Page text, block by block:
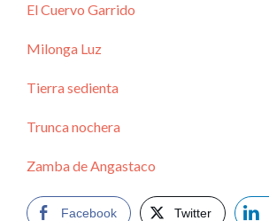
El Cuervo Garrido
Milonga Luz
Tierra sedienta
Trunca nochera
Zamba de Angastaco
Facebook Twitter